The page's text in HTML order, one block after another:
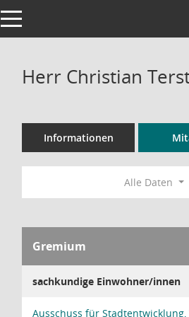
Toggle navigation
Herr Christian
Informationen
Alle Daten
Gremium
sachkundige Einwohner/innen
Ausschuss für